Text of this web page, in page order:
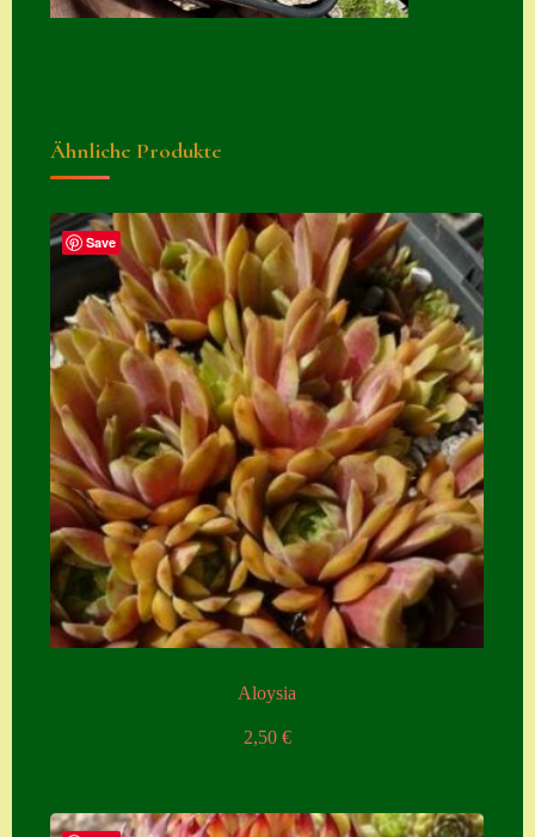
Versand von
Semps
Warenkorb
Warenkorb
Widerrufsbelehru
ng
Zahlung
Zahlungs- &
Versandinfos
Zubehör
Zubehör
Ähnliche Produkte
Save
Aloysia
2,50 €